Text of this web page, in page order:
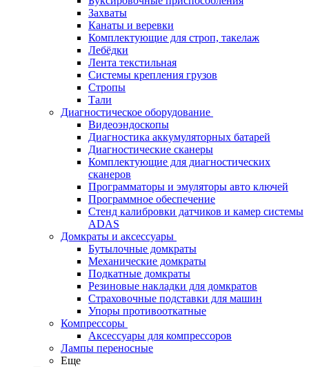
Захваты
Канаты и веревки
Комплектующие для строп, такелаж
Лебёдки
Лента текстильная
Системы крепления грузов
Стропы
Тали
Диагностическое оборудование
Видеоэндоскопы
Диагностика аккумуляторных батарей
Диагностические сканеры
Комплектующие для диагностических
сканеров
Программаторы и эмуляторы авто ключей
Программное обеспечение
Стенд калибровки датчиков и камер системы
ADAS
Домкраты и аксессуары
Бутылочные домкраты
Механические домкраты
Подкатные домкраты
Резиновые накладки для домкратов
Страховочные подставки для машин
Упоры противооткатные
Компрессоры
Аксессуары для компрессоров
Лампы переносные
Еще